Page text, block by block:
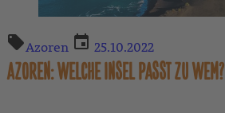
Azoren 25.10.2022
AZOREN: WELCHE INSEL PASST ZU WEM?